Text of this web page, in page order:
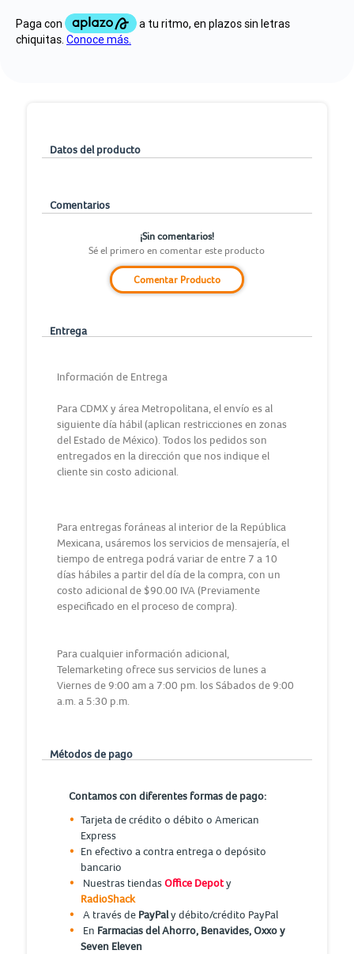
Datos del producto
Comentarios
¡Sin comentarios!
Sé el primero en comentar este producto
Comentar Producto
Entrega
Información de Entrega
Para CDMX y área Metropolitana, el envío es al
siguiente día hábil (aplican restricciones en zonas
del Estado de México). Todos los pedidos son
entregados en la dirección que nos indique el
cliente sin costo adicional.
Para entregas foráneas al interior de la República
Mexicana, usáremos los servicios de mensajería, el
tiempo de entrega podrá variar de entre 7 a 10
días hábiles a partir del día de la compra, con un
costo adicional de $90.00 IVA (Previamente
especificado en el proceso de compra).
Para cualquier información adicional,
Telemarketing ofrece sus servicios de lunes a
Viernes de 9:00 am a 7:00 pm. los Sábados de 9:00
a.m. a 5:30 p.m.
Métodos de pago
Contamos con diferentes formas de pago:
Tarjeta de crédito o débito o American
Express
En efectivo a contra entrega o depósito
bancario
Nuestras tiendasOffice Depoty
RadioShack
A través de PayPaly débito/crédito PayPal
En Farmacias del Ahorro, Benavides, Oxxo y
Seven Eleven